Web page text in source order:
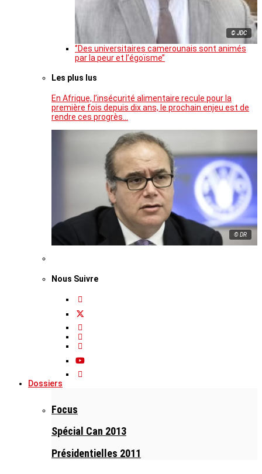
© JDC
‘’Des universitaires camerounais sont animés
par la peur et l’égoïsme’’
Les plus lus
En Afrique, l’insécurité alimentaire recule pour la
première fois depuis dix ans, le prochain enjeu est de
rendre ces progrès…
© DR
Nous Suivre
Dossiers
Focus
Spécial Can 2013
Présidentielles 2011